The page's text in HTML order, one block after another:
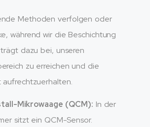
Methoden verfolgen oder
während wir die Beschichtung
dazu bei, unseren
zu erreichen und die
aufrechtzuerhalten.
Mikrowaage (QCM): In der
sitzt ein QCM-Sensor.